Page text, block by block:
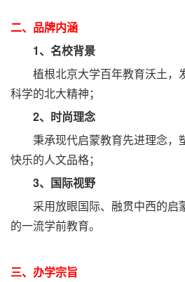
二、品牌内涵
1、名校背景
植根北京大学百年教育沃土，发
科学的北大精神；
2、时尚理念
秉承现代启蒙教育先进理念，塑
快乐的人文品格；
3、国际视野
采用放眼国际、融贯中西的启
的一流学前教育。
三、办学宗旨